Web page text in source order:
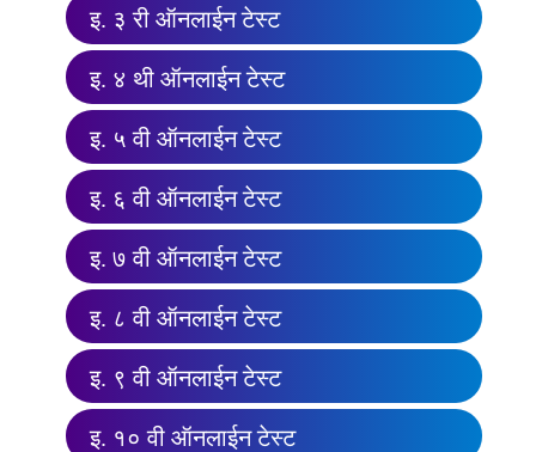
इ. ३ री ऑनलाईन टेस्ट
इ. ४ थी ऑनलाईन टेस्ट
इ. ५ वी ऑनलाईन टेस्ट
इ. ६ वी ऑनलाईन टेस्ट
इ. ७ वी ऑनलाईन टेस्ट
इ. ८ वी ऑनलाईन टेस्ट
इ. ९ वी ऑनलाईन टेस्ट
इ. १० वी ऑनलाईन टेस्ट